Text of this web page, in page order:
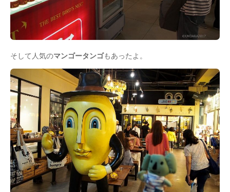
そして人気のマンゴータンゴもあったよ。